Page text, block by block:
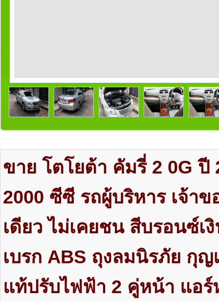
ขาย โตโยต้า คัมรี่ 2 0G ปี
2000 ซีซี รถผู้บริหาร เจ้าข
เดียว ไม่เคยชน สีบรอนซ์เ
เบรก ABS ถุงลมนิรภัย กุญ
แท้ปรับไฟฟ้า 2 คู่หน้า แอ